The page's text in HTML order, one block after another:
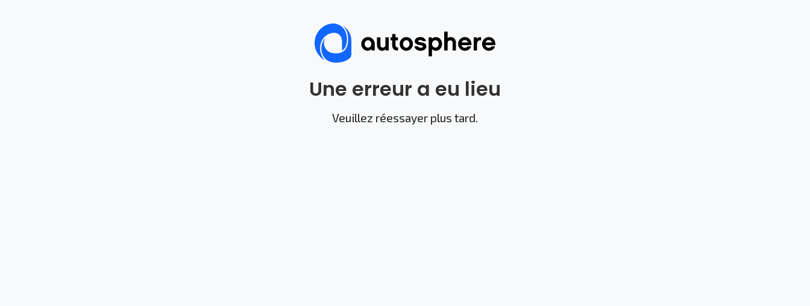
Une erreur a eu lieu
Veuillez réessayer plus tard.